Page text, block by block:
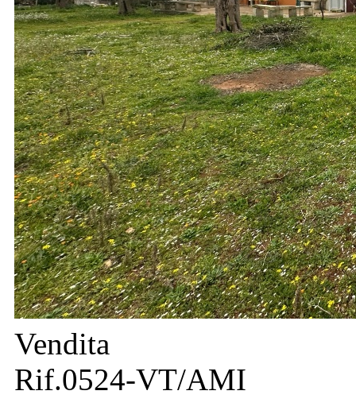
Vendita
Rif.0524-VT/AMI